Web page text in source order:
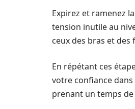
Expirez et ramenez
tension inutile au
ceux des bras et
En répétant ces
votre confiance
prenant un temps